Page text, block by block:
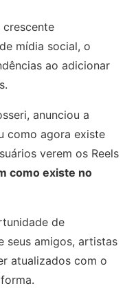
crescente
mídia social, o
ao adicionar
anunciou a
como agora existe
verem os Reels
como existe no
de
seus amigos, artistas
atualizados com o